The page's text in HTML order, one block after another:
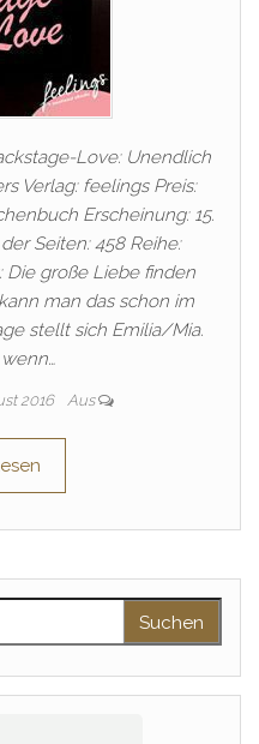
Love: Unendlich
Verlag: feelings Preis:
Erscheinung: 15.
Seiten: 458 Reihe:
Die große Liebe finden
man das schon im
stellt sich Emilia/Mia.
2016 Aus